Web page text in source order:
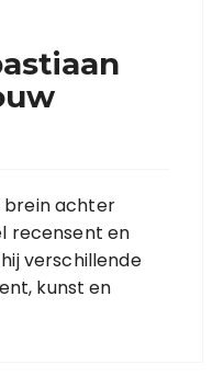
brein achter
recensent en
verschillende
kunst en